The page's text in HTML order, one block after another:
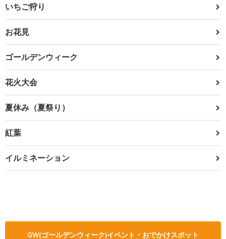
いちご狩り
お花見
ゴールデンウィーク
花火大会
夏休み（夏祭り）
紅葉
イルミネーション
GW(ゴールデンウィーク)イベント・おでかけスポット